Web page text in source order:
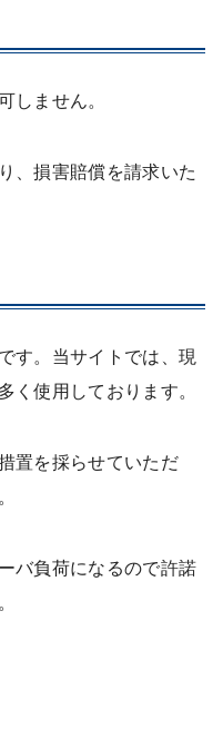
しません。
、損害賠償を請求いた
す。当サイトでは、現
く使用しております。
置を採らせていただ
バ負荷になるので許諾